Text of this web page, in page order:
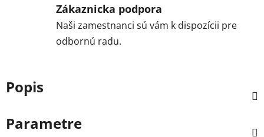
Zákaznicka podpora
Naši zamestnanci sú vám k dispozícii pre
odbornú radu.
Popis
Parametre